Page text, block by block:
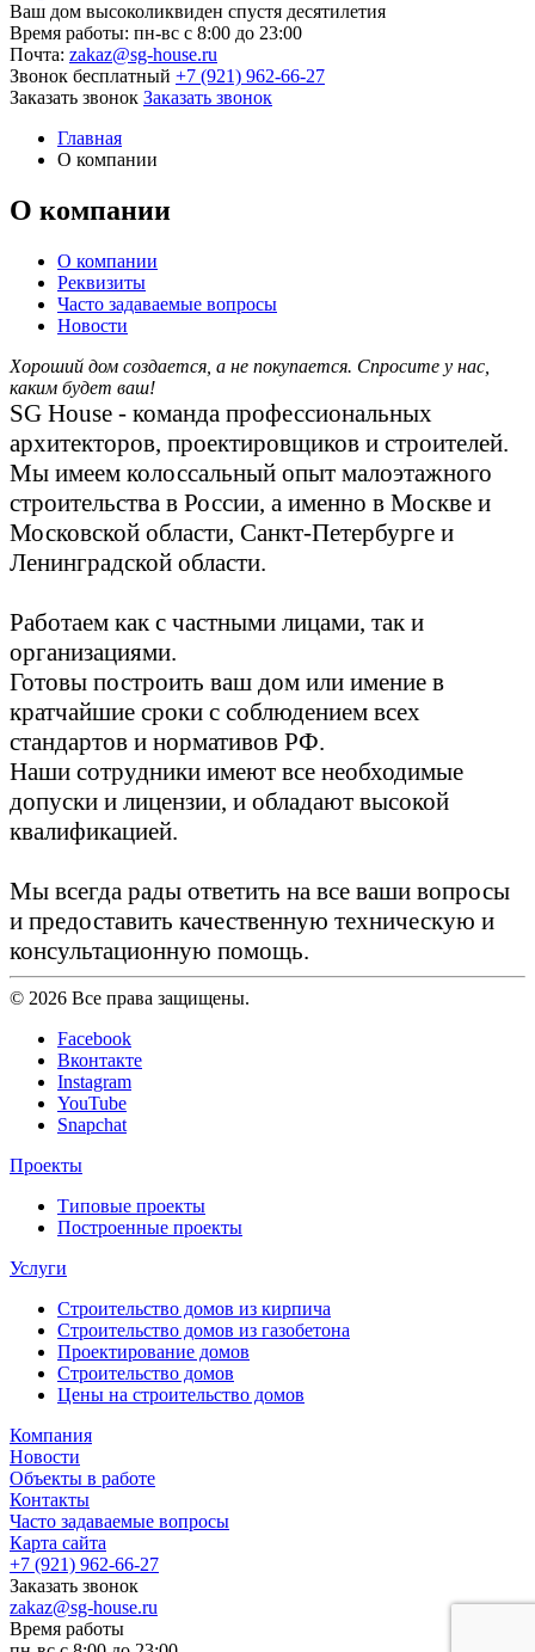
Ваш дом высоколиквиден спустя десятилетия
Время работы: пн-вс с 8:00 до 23:00
Почта: zakaz@sg-house.ru
Звонок бесплатный +7 (921) 962-66-27
Заказать звонок Заказать звонок
Главная
О компании
О компании
О компании
Реквизиты
Часто задаваемые вопросы
Новости
Хороший дом создается, а не покупается. Спросите у нас,
каким будет ваш!
SG House - команда профессиональных
архитекторов, проектировщиков и строителей.
Мы имеем колоссальный опыт малоэтажного
строительства в России, а именно в Москве и
Московской области, Санкт-Петербурге и
Ленинградской области.
Работаем как с частными лицами, так и
организациями.
Готовы построить ваш дом или имение в
кратчайшие сроки с соблюдением всех
стандартов и нормативов РФ.
Наши сотрудники имеют все необходимые
допуски и лицензии, и обладают высокой
квалификацией.
Мы всегда рады ответить на все ваши вопросы
и предоставить качественную техническую и
консультационную помощь.
© 2026 Все права защищены.
Facebook
Вконтакте
Instagram
YouTube
Snapchat
Проекты
Типовые проекты
Построенные проекты
Услуги
Строительство домов из кирпича
Строительство домов из газобетона
Проектирование домов
Строительство домов
Цены на строительство домов
Компания
Новости
Объекты в работе
Контакты
Часто задаваемые вопросы
Карта сайта
+7 (921) 962-66-27
Заказать звонок
zakaz@sg-house.ru
Время работы